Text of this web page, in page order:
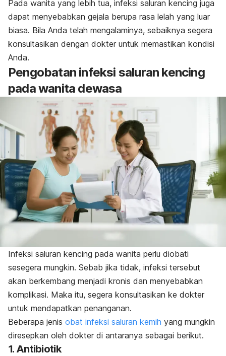
Pada wanita yang lebih tua, infeksi saluran kencing juga
dapat menyebabkan gejala berupa rasa lelah yang luar
biasa. Bila Anda telah mengalaminya, sebaiknya segera
konsultasikan dengan dokter untuk memastikan kondisi
Anda.
Pengobatan infeksi saluran kencing
pada wanita dewasa
Infeksi saluran kencing pada wanita perlu diobati
sesegera mungkin. Sebab jika tidak, infeksi tersebut
akan berkembang menjadi kronis dan menyebabkan
komplikasi. Maka itu, segera konsultasikan ke dokter
untuk mendapatkan penanganan.
Beberapa jenis obat infeksi saluran kemih yang mungkin
diresepkan oleh dokter di antaranya sebagai berikut.
1. Antibiotik